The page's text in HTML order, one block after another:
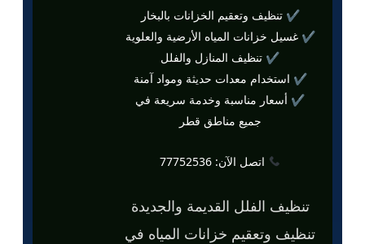
✔ تنظيف وتعقيم الخزانات بالبخار
✔ غسيل خزانات المياه الأرضية والعلوية
✔ تنظيف المنازل والفلل
✔ استخدام معدات حديثة ومواد آمنة
✔ أسعار مناسبة وخدمة سريعة في
جميع مناطق قطر
اتصل الآن: 77752536
تنظيف الفلل القديمة والجديدة
تنظيف وتعقيم خزانات المياه في